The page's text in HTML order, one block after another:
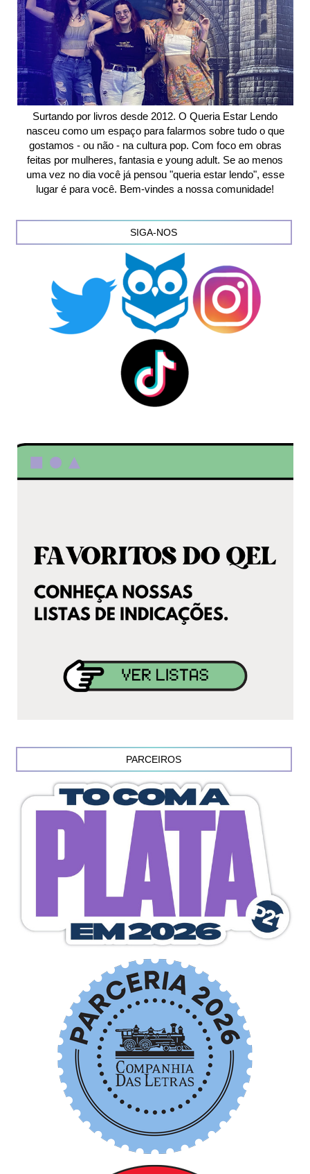
Surtando por livros desde 2012. O Queria Estar Lendo
nasceu como um espaço para falarmos sobre tudo o que
gostamos - ou não - na cultura pop. Com foco em obras
feitas por mulheres, fantasia e young adult. Se ao menos
uma vez no dia você já pensou "queria estar lendo", esse
lugar é para você. Bem-vindes a nossa comunidade!
SIGA-NOS
PARCEIROS